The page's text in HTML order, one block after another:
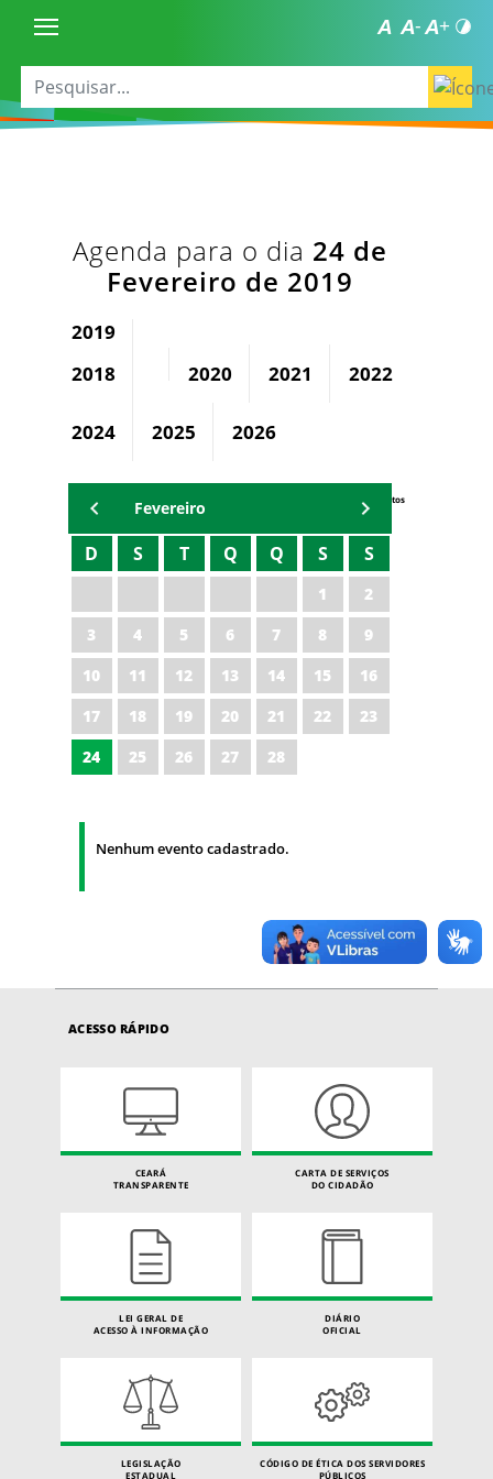
Agenda para o dia 24 de
Fevereiro de 2019
2019
2018
2020 2021 2022
2024 2025 2026
Eventos
Fevereiro
D S T Q Q S S
1
2
3
4 5 6 7 8
9
10
11 12 13 14 15
16
17
18 19 20 21 22
23
24
25 26 27 28
Nenhum evento cadastrado.
ACESSO RÁPIDO
CEARÁ
TRANSPARENTE
CARTA DE SERVIÇOS
DO CIDADÃO
LEI GERAL DE
ACESSO À INFORMAÇÃO
DIÁRIO
OFICIAL
LEGISLAÇÃO
ESTADUAL
CÓDIGO DE ÉTICA DOS SERVIDORES
PÚBLICOS